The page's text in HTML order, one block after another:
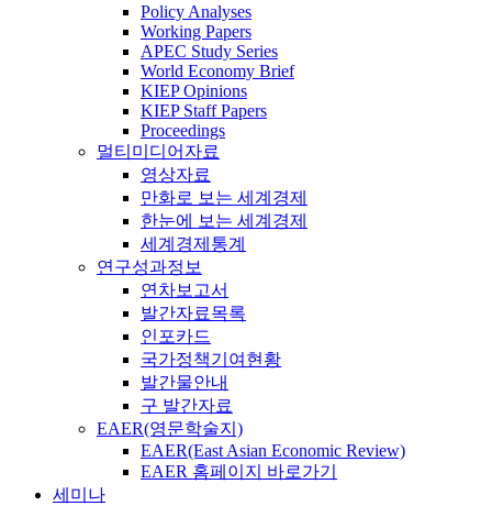
Policy Analyses
Working Papers
APEC Study Series
World Economy Brief
KIEP Opinions
KIEP Staff Papers
Proceedings
멀티미디어자료
영상자료
만화로 보는 세계경제
한눈에 보는 세계경제
세계경제통계
연구성과정보
연차보고서
발간자료목록
인포카드
국가정책기여현황
발간물안내
구 발간자료
EAER(영문학술지)
EAER(East Asian Economic Review)
EAER 홈페이지 바로가기
세미나